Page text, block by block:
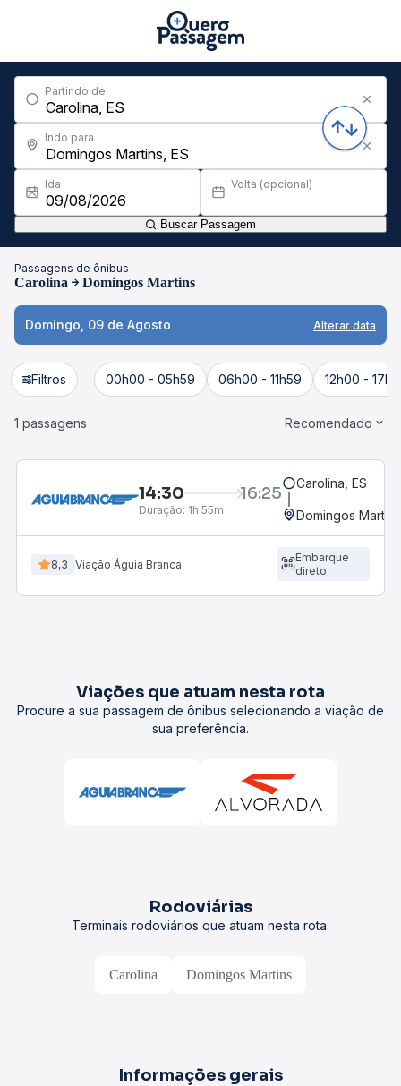
Partindo de
Indo para
Ida Volta (opcional)
Buscar Passagem
Passagens de ônibus
Carolina Domingos Martins
Domingo, 09 de Agosto Alterar data
Filtros 00h00 - 05h59 06h00 - 11h59 12h00 -
1 passagens Recomendado
14:30 16:25
Duração: 1h 55m
Carolina, ES
Domingos
8,3 Viação Águia Branca
Embarque
direto
Viações que atuam nesta rota
Procure a sua passagem de ônibus selecionando a viação de
sua preferência.
Rodoviárias
Terminais rodoviários que atuam nesta rota.
Carolina Domingos Martins
Informações gerais